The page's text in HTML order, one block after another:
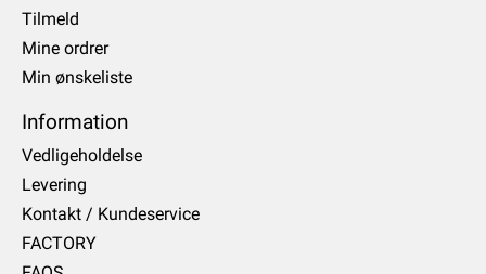
Tilmeld
Mine ordrer
Min ønskeliste
Information
Vedligeholdelse
Levering
Kontakt / Kundeservice
FACTORY